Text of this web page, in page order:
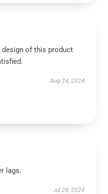
of this product
Aug 24, 2024
lags.
Jul 28, 2024